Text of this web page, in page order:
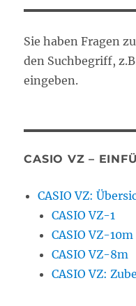
Sie haben Fragen
den Suchbegriff,
eingeben.
CASIO VZ –
CASIO VZ:
CASIO VZ-1
CASIO VZ-10m
CASIO VZ-8m
CASIO VZ: